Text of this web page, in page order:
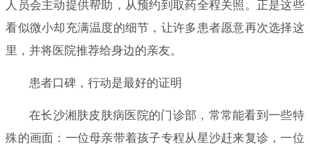
人员会主动提供帮助，从预约到取药全程关照。正是这些
看似微小却充满温度的细节，让许多患者愿意再次选择这
里，并将医院推荐给身边的亲友。
患者口碑，行动是最好的证明
在长沙湘肤皮肤病医院的门诊部，常常能看到一些特
殊的画面：一位母亲带着孩子专程从星沙赶来复诊，一位